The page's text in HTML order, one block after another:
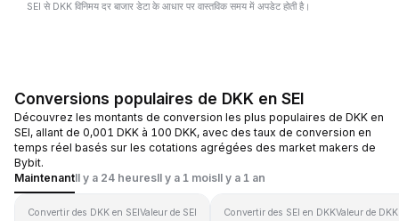
SEI से DKK विनिमय दर बाजार डेटा के आधार पर वास्तविक समय में अपडेट होती है।
Conversions populaires de DKK en SEI
Découvrez les montants de conversion les plus populaires de DKK en
SEI, allant de 0,001 DKK à 100 DKK, avec des taux de conversion en
temps réel basés sur les cotations agrégées des market makers de
Bybit.
MaintenantIl y a 24 heuresIl y a 1 moisIl y a 1 an
Convertir des DKK en SEIValeur de SEI Convertir des SEI en DKKValeur de DKK